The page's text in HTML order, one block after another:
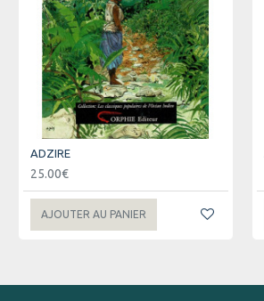
ADZIRE
25.00€
AJOUTER AU PANIER